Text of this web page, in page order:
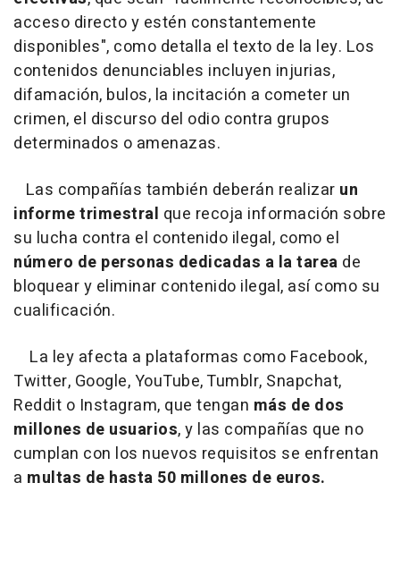
acceso directo y estén constantemente
disponibles", como detalla el texto de la ley. Los
contenidos denunciables incluyen injurias,
difamación, bulos, la incitación a cometer un
crimen, el discurso del odio contra grupos
determinados o amenazas.
Las compañías también deberán realizar un
informe trimestral que recoja información sobre
su lucha contra el contenido ilegal, como el
número de personas dedicadas a la tarea de
bloquear y eliminar contenido ilegal, así como su
cualificación.
La ley afecta a plataformas como Facebook,
Twitter, Google, YouTube, Tumblr, Snapchat,
Reddit o Instagram, que tengan más de dos
millones de usuarios, y las compañías que no
cumplan con los nuevos requisitos se enfrentan
a multas de hasta 50 millones de euros.